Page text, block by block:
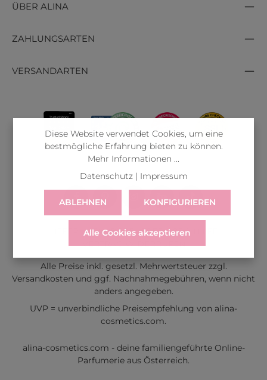
ÜBER ALINA
ZAHLUNGSARTEN
VERSANDARTEN
LIEFERUNGWIDERRUFSERVICE & HILFE
VERTRAG WIDERRUFEN
Alle Preise inkl. gesetzl. Mehrwertsteuer zzgl.
Versandkosten und ggf. Nachnahmegebühren, wenn nicht
anders angegeben.
UVP = unverbindliche Preisempfehlung von alina-
cosmetics.com.
alina-cosmetics.com - deine familiengeführte Online-
Parfumerie aus Österreich.
Diese Website verwendet Cookies, um eine
bestmögliche Erfahrung bieten zu können.
Mehr Informationen ...
Datenschutz| Impressum
ABLEHNEN KONFIGURIEREN
Alle Cookies akzeptieren